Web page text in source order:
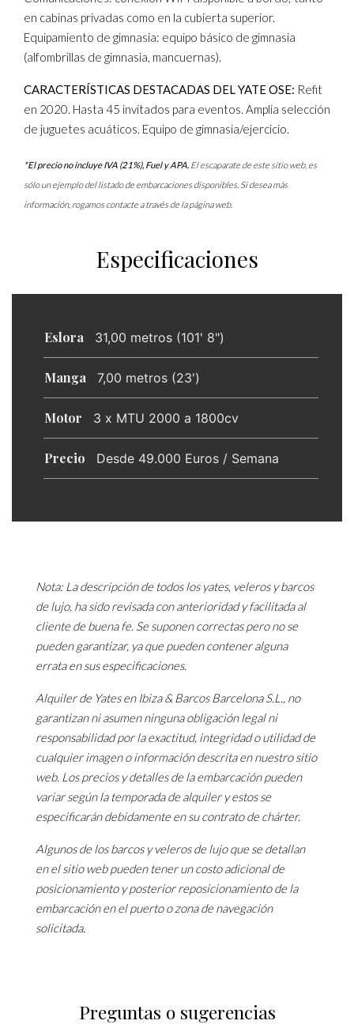
en cabinas privadas como en la cubierta superior.
Equipamiento de gimnasia: equipo básico de gimnasia
(alfombrillas de gimnasia, mancuernas).
CARACTERÍSTICAS DESTACADAS DEL YATE OSE: Refit
en 2020. Hasta 45 invitados para eventos. Amplia selección
de juguetes acuáticos. Equipo de gimnasia/ejercicio.
*El precio no incluye IVA (21%), Fuel y APA. El escaparate de este sitio web, es
sólo un ejemplo del listado de embarcaciones disponibles. Si desea más
información, rogamos contacte a través de la página web.
Especificaciones
Eslora 31,00 metros (101' 8")
Manga 7,00 metros (23')
Motor 3 x MTU 2000 a 1800cv
Precio Desde 49.000 Euros / Semana
Nota: La descripción de todos los yates, veleros y barcos
de lujo, ha sido revisada con anterioridad y facilitada al
cliente de buena fe. Se suponen correctas pero no se
pueden garantizar, ya que pueden contener alguna
errata en sus especificaciones.
Alquiler de Yates en Ibiza & Barcos Barcelona S.L., no
garantizan ni asumen ninguna obligación legal ni
responsabilidad por la exactitud, integridad o utilidad de
cualquier imagen o información descrita en nuestro sitio
web. Los precios y detalles de la embarcación pueden
variar según la temporada de alquiler y estos se
especificarán debidamente en su contrato de chárter.
Algunos de los barcos y veleros de lujo que se detallan
en el sitio web pueden tener un costo adicional de
posicionamiento y posterior reposicionamiento de la
embarcación en el puerto o zona de navegación
solicitada.
Preguntas o sugerencias